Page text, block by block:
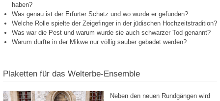
haben?
Was genau ist der Erfurter Schatz und wo wurde er gefunden?
Welche Rolle spielte der Zeigefinger in der jüdischen Hochzeitstradition?
Was war die Pest und warum wurde sie auch schwarzer Tod genannt?
Warum durfte in der Mikwe nur völlig sauber gebadet werden?
Plaketten für das Welterbe-Ensemble
Neben den neuen Rundgängen wird